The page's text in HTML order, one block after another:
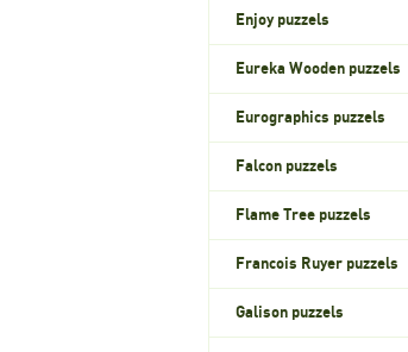
Enjoy puzzels
Eureka Wooden puzzels
Eurographics puzzels
Falcon puzzels
Flame Tree puzzels
Francois Ruyer puzzels
Galison puzzels